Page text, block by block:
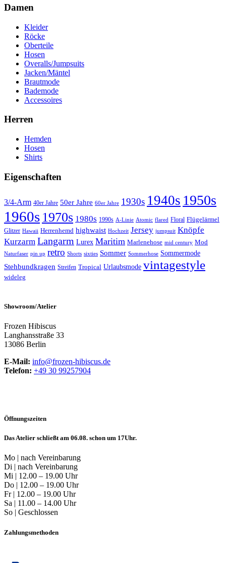
Damen
Kleider
Röcke
Oberteile
Hosen
Overalls/Jumpsuits
Jacken/Mäntel
Brautmode
Bademode
Accessoires
Herren
Hemden
Hosen
Shirts
Eigenschaften
3/4-Arm 40er Jahre 50er Jahre 60er Jahre 1930s 1940s 1950s
1960s 1970s 1980s 1990s A-Linie Atomic flared Floral Flügelärmel
Glitzer Hawaii Herrenhemd highwaist Hochzeit Jersey jumpsuit Knöpfe
Kurzarm Langarm Lurex Maritim Marlenehose mid century Mod
Naturfaser pin up retro Shorts sixties Sommer Sommerhose Sommermode
Stehbundkragen Streifen Tropical Urlaubsmode vintagestyle
wideleg
Showroom/Atelier
Frozen Hibiscus
Langhansstraße 33
13086 Berlin
E-Mail: info@frozen-hibiscus.de
Telefon: +49 30 99257904
Öffnungszeiten
Das Atelier schließt am 06.08. schon um 17Uhr.
Mo | nach Vereinbarung
Di | nach Vereinbarung
Mi | 12.00 – 19.00 Uhr
Do | 12.00 – 19.00 Uhr
Fr | 12.00 – 19.00 Uhr
Sa | 11.00 – 14.00 Uhr
So | Geschlossen
Zahlungsmethoden